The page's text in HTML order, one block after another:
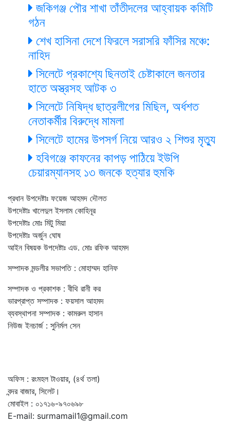
জকিগঞ্জ পৌর শাখা তাঁতীদলের আহ্বায়ক কমিটি
গঠন
শেখ হাসিনা দেশে ফিরলে সরাসরি ফাঁসির মঞ্চে:
নাহিদ
সিলেটে প্রকাশ্যে ছিনতাই চেষ্টাকালে জনতার
হাতে অস্ত্রসহ আটক ৩
সিলেটে নিষিদ্ধ ছাত্রলীগের মিছিল, অর্ধশত
নেতাকর্মীর বিরুদ্ধে মামলা
সিলেটে হামের উপসর্গ নিয়ে আরও ২ শিশুর মৃত্যু
হবিগঞ্জে কাফনের কাপড় পাঠিয়ে ইউপি
চেয়ারম্যানসহ ১৩ জনকে হত্যার হুমকি
প্রধান উপদেষ্টাঃ ফয়েজ আহমদ দৌলত
উপদেষ্টাঃ খালেদুল ইসলাম কোহিনূর
উপদেষ্টাঃ মোঃ মিটু মিয়া
উপদেষ্টাঃ অর্জুন ঘোষ
আইন বিষয়ক উপদেষ্টাঃ এড. মোঃ রফিক আহমদ
সম্পাদক মন্ডলীর সভাপতি : মোহাম্মদ হানিফ
সম্পাদক ও প্রকাশক : বীথি রানী কর
ভারপ্রাপ্ত সম্পাদক : ফয়সাল আহমদ
ব্যবস্থাপনা সম্পাদক : কামরুল হাসান
নিউজ ইনচার্জ : সুনির্মল সেন
অফিস : রংমহল টাওয়ার, (৪র্থ তলা)
বন্দর বাজার, সিলেট।
মোবাইল : ০১৭১৬-৯৭০৬৯৮
E-mail: surmamail1@gmail.com